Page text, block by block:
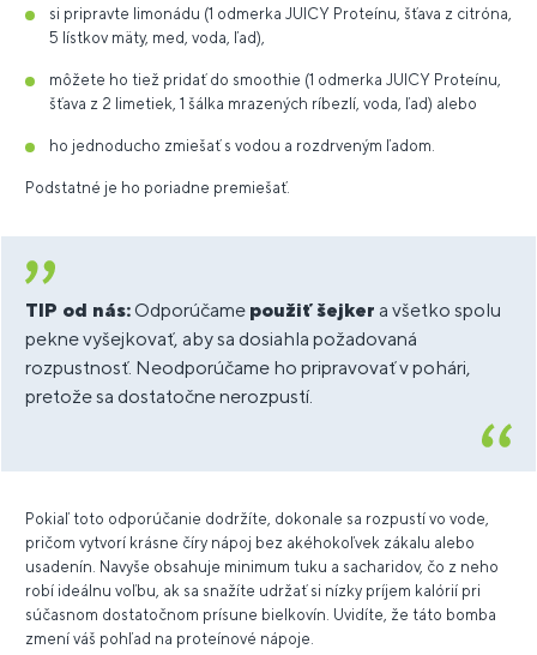
si pripravte limonádu (1 odmerka JUICY Proteínu, šťava z citróna,
5 lístkov mäty, med, voda, ľad),
môžete ho tiež pridať do smoothie (1 odmerka JUICY Proteínu,
šťava z 2 limetiek, 1 šálka mrazených ríbezlí, voda, ľad) alebo
ho jednoducho zmiešať s vodou a rozdrveným ľadom.
Podstatné je ho poriadne premiešať.
TIP od nás:Odporúčame použiť šejker a všetko spolu
pekne vyšejkovať, aby sa dosiahla požadovaná
rozpustnosť. Neodporúčame ho pripravovať v pohári,
pretože sa dostatočne nerozpustí.
Pokiaľ toto odporúčanie dodržíte, dokonale sa rozpustí vo vode,
pričom vytvorí krásne číry nápoj bez akéhokoľvek zákalu alebo
usadenín. Navyše obsahuje minimum tuku a sacharidov, čo z neho
robí ideálnu voľbu, ak sa snažíte udržať si nízky príjem kalórií pri
súčasnom dostatočnom prísune bielkovín. Uvidíte, že táto bomba
zmení váš pohľad na proteínové nápoje.